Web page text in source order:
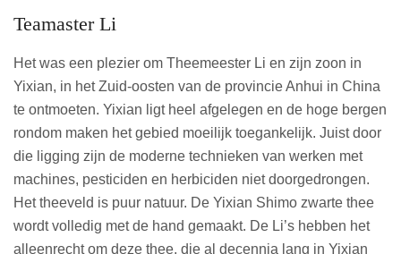
Teamaster Li
Het was een plezier om Theemeester Li en zijn zoon in
Yixian, in het Zuid-oosten van de provincie Anhui in China
te ontmoeten. Yixian ligt heel afgelegen en de hoge bergen
rondom maken het gebied moeilijk toegankelijk. Juist door
die ligging zijn de moderne technieken van werken met
machines, pesticiden en herbiciden niet doorgedrongen.
Het theeveld is puur natuur. De Yixian Shimo zwarte thee
wordt volledig met de hand gemaakt. De Li’s hebben het
alleenrecht om deze thee, die al decennia lang in Yixian